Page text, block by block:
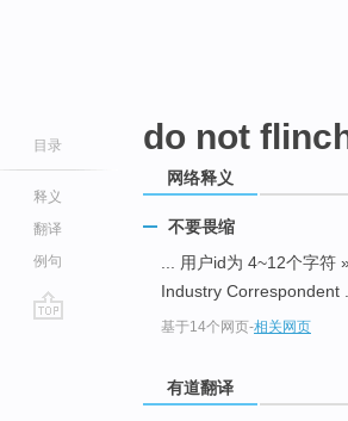
目录
释义
翻译
例句
do not
网络释义
不要畏缩
... 用户id为 4~12个字
Industry Correspondent ...
基于14个网页-相关网页
有道翻译